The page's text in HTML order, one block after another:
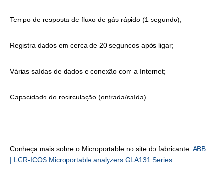
Tempo de resposta de fluxo de gás rápido (1 segundo);
Registra dados em cerca de 20 segundos após ligar;
Várias saídas de dados e conexão com a Internet;
Capacidade de recirculação (entrada/saída).
Conheça mais sobre o Microportable no site do fabricante: ABB
| LGR-ICOS Microportable analyzers GLA131 Series